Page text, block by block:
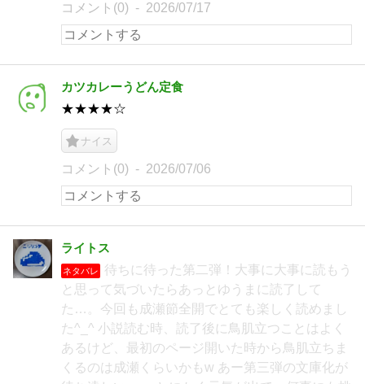
コメント(0) 2026/07/17
カツカレーうどん定食
★★★★☆
ナイス
コメント(0) 2026/07/06
ライトス
ネタバレ
待ちに待った第二弾！大事に大事に読もう
と思って気づいたらあっとゆうまに読了して
た…。今回も成瀬節全開でとても楽しく読めまし
た^_^ 小説読む時、読了後に鳥肌立つことはよく
あるけど、最初のページ開いた時から鳥肌立ちま
くるのは成瀬くらいかもw あー第三弾の文庫化が